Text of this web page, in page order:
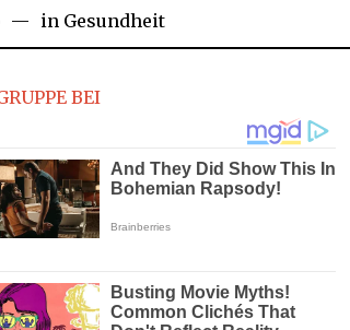
September
9,
in Gesundheit
BEI